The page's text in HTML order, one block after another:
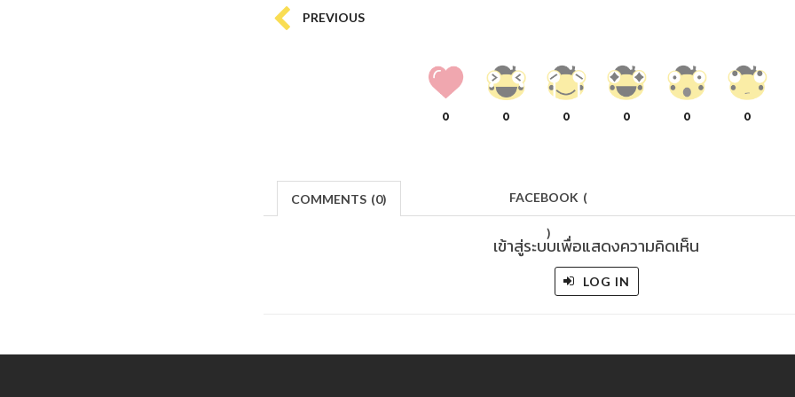
PREVIOUS
0 0 0 0 0 0
COMMENTS (0) FACEBOOK (
)
เข้าสู่ระบบเพื่อแสดงความคิดเห็น
LOG IN